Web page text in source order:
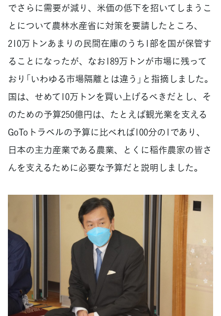
でさらに需要が減り、米価の低下を招いてしまうこ
とについて農林水産省に対策を要請したところ、
210万トンあまりの民間在庫のうち1部を国が保管す
ることになったが、なお189万トンが市場に残って
おり「いわゆる市場隔離とは違う」と指摘しました。
国は、せめて10万トンを買い上げるべきだとし、そ
のための予算250億円は、たとえば観光業を支える
GoToトラベルの予算に比べれば100分の1であり、
日本の主力産業である農業、とくに稲作農家の皆さ
んを支えるために必要な予算だと説明しました。